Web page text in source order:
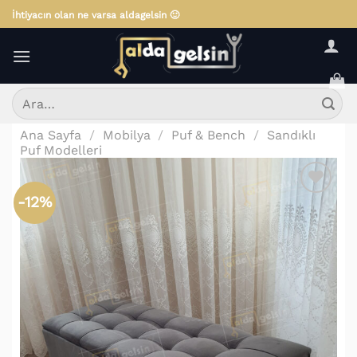
İçeriğe
atla
İhtiyacın olan ne varsa aldagelsin 🙂
Ara:
Ana Sayfa / Mobilya / Puf & Bench /
Sandıklı
Puf Modelleri
-12%
Favorilere
Ekle!